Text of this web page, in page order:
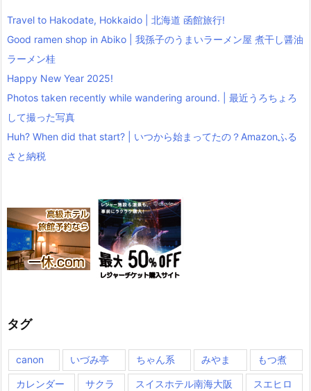
Travel to Hakodate, Hokkaido | 北海道 函館旅行!
Good ramen shop in Abiko | 我孫子のうまいラーメン屋 煮干し醤油
ラーメン桂
Happy New Year 2025!
Photos taken recently while wandering around. | 最近うろちょろ
して撮った写真
Huh? When did that start? | いつから始まってたの？Amazonふる
さと納税
タグ
canon いづみ亭 ちゃん系 みやま もつ煮
カレンダー サクラ スイスホテル南海大阪 スエヒロ